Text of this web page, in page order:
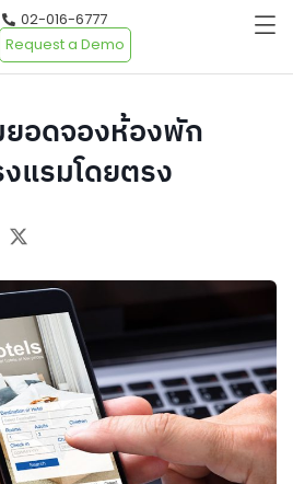
02-016-6777
Request a Demo
อดจองห้องพัก
แรมโดยตรง